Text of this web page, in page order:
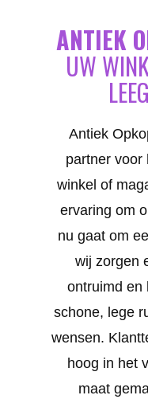
ANTIEK
UW
Antiek
partner voor
winkel of
ervaring om
nu gaat om
wij zorgen
ontruimd en
schone, lege
wensen.
hoog in het
maat